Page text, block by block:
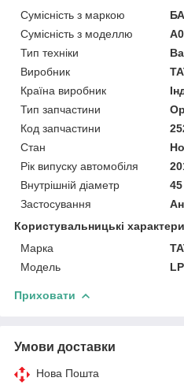
Сумісність з маркою
Сумісність з моделлю
Тип техніки
Виробник
Країна виробник
Тип запчастини
Код запчастини
Стан
Рік випуску автомобіля
Внутрішній діаметр
Застосування
Користувальницькі
Марка
Модель
Приховати
Умови доставки
Нова Пошта